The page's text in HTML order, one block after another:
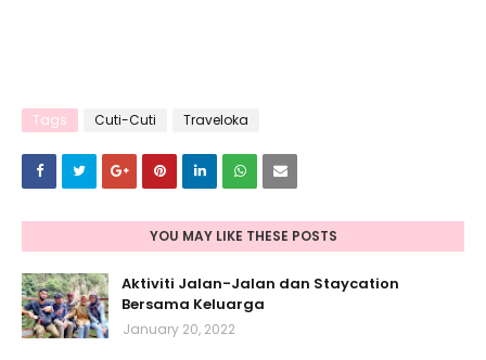
Tags Cuti-Cuti Traveloka
YOU MAY LIKE THESE POSTS
Aktiviti Jalan-Jalan dan Staycation
Bersama Keluarga
January 20, 2022